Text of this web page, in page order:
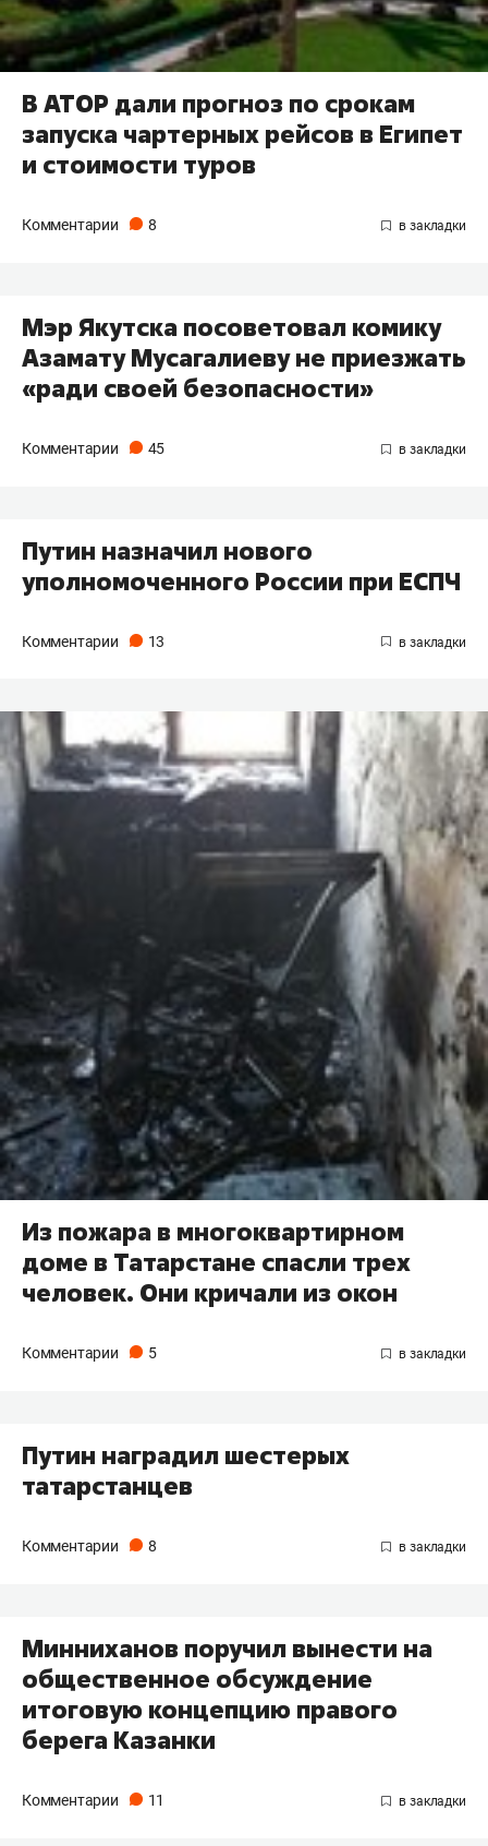
В АТОР дали прогноз по срокам
запуска чартерных рейсов в Египет
и стоимости туров
Комментарии 8
Мэр Якутска посоветовал комику
Азамату Мусагалиеву не приезжать
«ради своей безопасности»
Комментарии 45
Путин назначил нового
уполномоченного России при ЕСПЧ
Комментарии 13
Из пожара в многоквартирном
доме в Татарстане спасли трех
человек. Они кричали из окон
Комментарии 5
Путин наградил шестерых
татарстанцев
Комментарии 8
Минниханов поручил вынести на
общественное обсуждение
итоговую концепцию правого
берега Казанки
Комментарии 11